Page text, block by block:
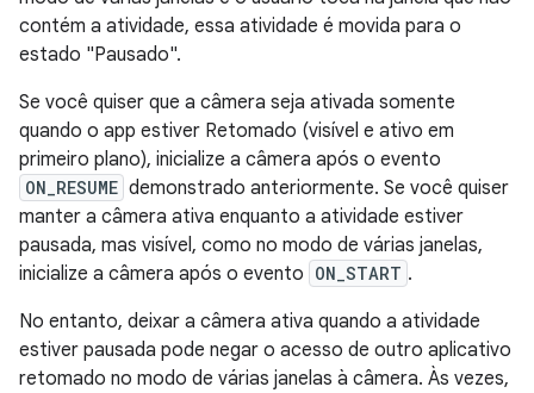
contém a atividade, essa atividade é movida para o
estado "Pausado".
Se você quiser que a câmera seja ativada somente
quando o app estiver Retomado (visível e ativo em
primeiro plano), inicialize a câmera após o evento
ON_RESUME demonstrado anteriormente. Se você quiser
manter a câmera ativa enquanto a atividade estiver
pausada, mas visível, como no modo de várias janelas,
inicialize a câmera após o evento ON_START .
No entanto, deixar a câmera ativa quando a atividade
estiver pausada pode negar o acesso de outro aplicativo
retomado no modo de várias janelas à câmera. Às vezes,